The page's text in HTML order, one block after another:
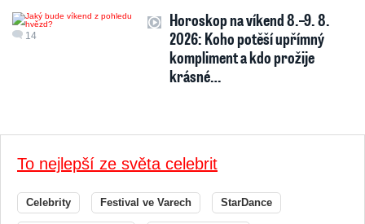
14
Horoskop na víkend 8.–9. 8.
2026: Koho potěší upřímný
kompliment a kdo prožije
krásné…
To nejlepší ze světa celebrit
Celebrity Festival ve Varech StarDance